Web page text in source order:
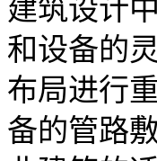
建筑设计
和设备的
布局进行
备的管路